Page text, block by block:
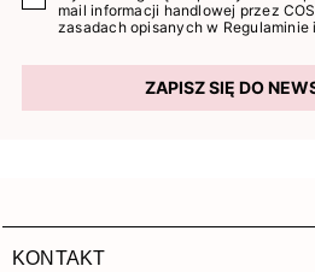
mail informacji handlowej przez
zasadach opisanych w Regulaminie i
ZAPISZ SIĘ DO
KONTAKT